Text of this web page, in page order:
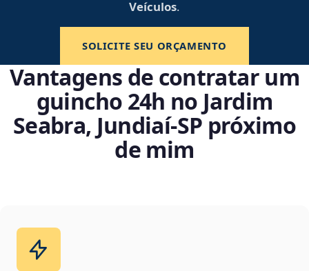
Veículos.
SOLICITE SEU ORÇAMENTO
Vantagens de contratar um
guincho 24h no Jardim
Seabra, Jundiaí‑SP próximo
de mim